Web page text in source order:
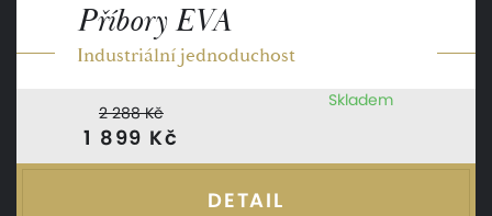
Příbory EVA
Industriální jednoduchost
2 288 Kč
1 899 Kč
Skladem
DETAIL